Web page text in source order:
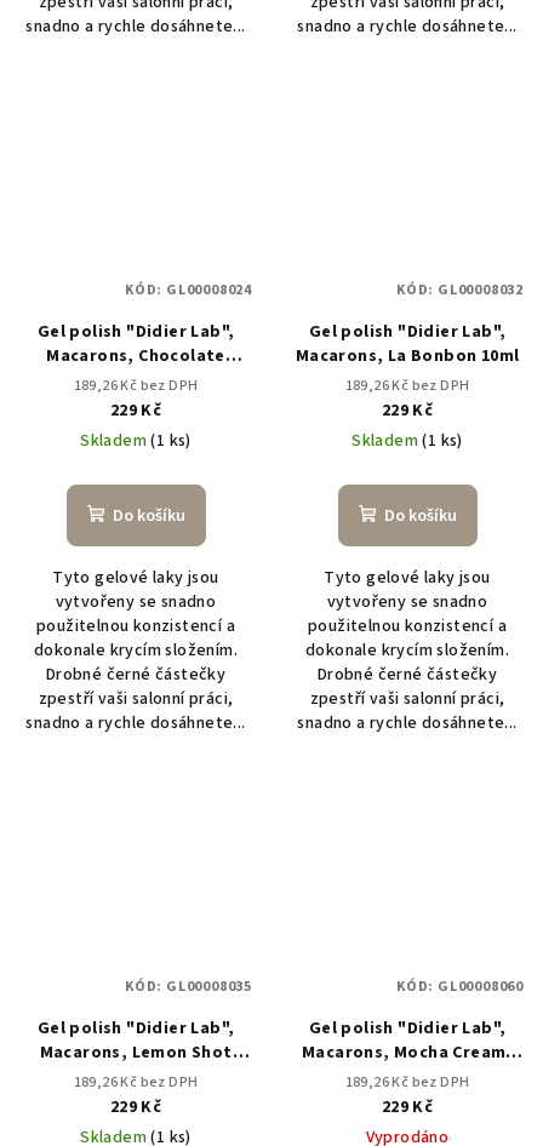
snadno a rychle dosáhnete...
snadno a rychle dosáhnete...
Gel polish "Didier Lab",
Macarons, Chocolate
HEMA&TPO free, 10ml
189,26 Kč bez DPH
229 Kč
Skladem(1 ks)
Do košíku
Tyto gelové laky jsou
vytvořeny se snadno
použitelnou konzistencí a
dokonale krycím složením.
Drobné černé částečky
zpestří vaši salonní práci,
snadno a rychle dosáhnete...
KÓD: GL00008024
Gel polish "Didier Lab",
Macarons, La Bonbon 10ml
189,26 Kč bez DPH
229 Kč
Skladem(1 ks)
Do košíku
Tyto gelové laky jsou
vytvořeny se snadno
použitelnou konzistencí a
dokonale krycím složením.
Drobné černé částečky
zpestří vaši salonní práci,
snadno a rychle dosáhnete...
KÓD: GL00008032
Gel polish "Didier Lab",
Macarons, Lemon Shot
10ml
189,26 Kč bez DPH
229 Kč
Skladem(1 ks)
KÓD: GL00008035
Gel polish "Didier Lab",
Macarons, Mocha Cream,
HEMA&TPO free, 10ml
189,26 Kč bez DPH
229 Kč
Vyprodáno
KÓD: GL00008060